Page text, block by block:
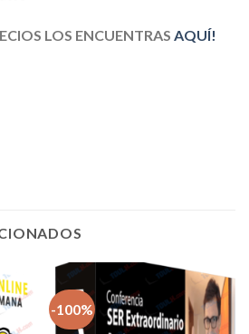
LOS ENCUENTRAS AQUÍ!
-100%